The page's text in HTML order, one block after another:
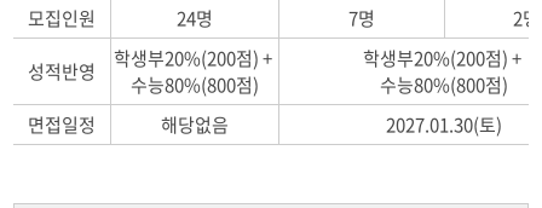
모집인원
24명 7명
2명
성적반영
학생부20%(200점) +
수능80%(800점)
학생부20%(200점) +
수능80%(800점)
면접일정
해당없음 2027.01.30(토)